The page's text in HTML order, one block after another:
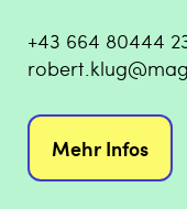
+43 664 80444
Mehr Infos